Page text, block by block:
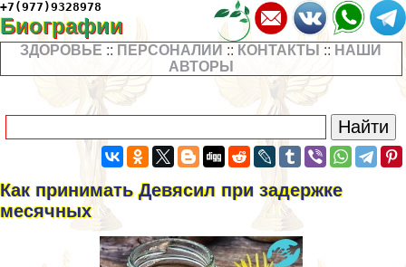
+7(977)9328978
Биографии
ЗДОРОВЬЕ :: ПЕРСОНАЛИИ :: КОНТАКТЫ :: НАШИ
АВТОРЫ
Как принимать Девясил при задержке
мecячных